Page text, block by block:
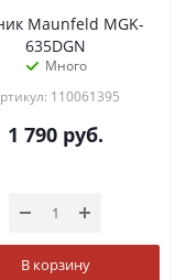
Maunfeld MGK-
635DGN
Много
110061395
1 790руб.
В корзину